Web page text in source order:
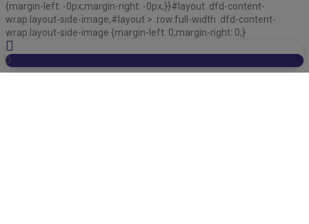
{margin-left: -0px;margin-right: -0px;}}#layout .dfd-content-
wrap.layout-side-image,#layout > .row.full-width .dfd-content-
wrap.layout-side-image {margin-left: 0;margin-right: 0;}
0